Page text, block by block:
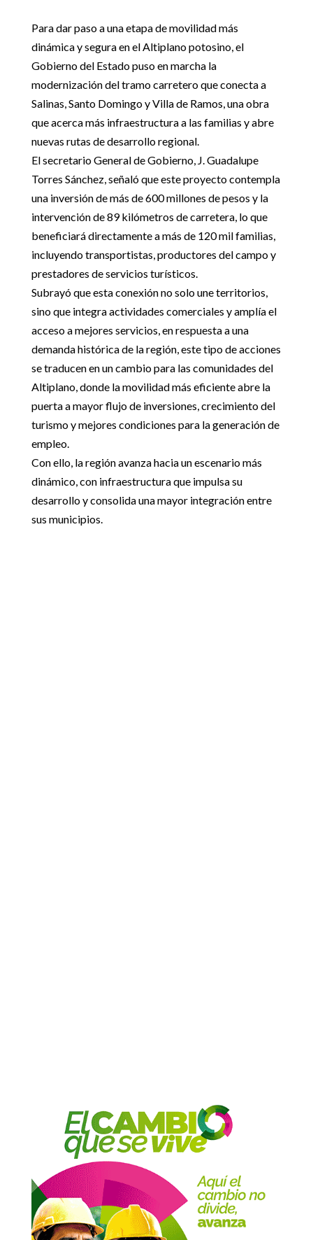
Para dar paso a una etapa de movilidad más
dinámica y segura en el Altiplano potosino, el
Gobierno del Estado puso en marcha la
modernización del tramo carretero que conecta a
Salinas, Santo Domingo y Villa de Ramos, una obra
que acerca más infraestructura a las familias y abre
nuevas rutas de desarrollo regional.
El secretario General de Gobierno, J. Guadalupe
Torres Sánchez, señaló que este proyecto contempla
una inversión de más de 600 millones de pesos y la
intervención de 89 kilómetros de carretera, lo que
beneficiará directamente a más de 120 mil familias,
incluyendo transportistas, productores del campo y
prestadores de servicios turísticos.
Subrayó que esta conexión no solo une territorios,
sino que integra actividades comerciales y amplía el
acceso a mejores servicios, en respuesta a una
demanda histórica de la región, este tipo de acciones
se traducen en un cambio para las comunidades del
Altiplano, donde la movilidad más eficiente abre la
puerta a mayor flujo de inversiones, crecimiento del
turismo y mejores condiciones para la generación de
empleo.
Con ello, la región avanza hacia un escenario más
dinámico, con infraestructura que impulsa su
desarrollo y consolida una mayor integración entre
sus municipios.